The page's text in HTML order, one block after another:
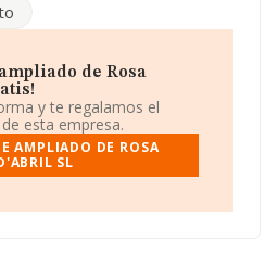
en INFORMA, ha dispuesto de
por encima de la media de
la empresa según los niveles
rankings, INFORMA
en 2024, en la
empresa se ha colocado 145
posición actual es 631 (el año
Antes de la compañía, en el
Coffee Roasters,
de Rosa
y te regalamos el
esta empresa.
AMPLIADO DE ROSA
SL